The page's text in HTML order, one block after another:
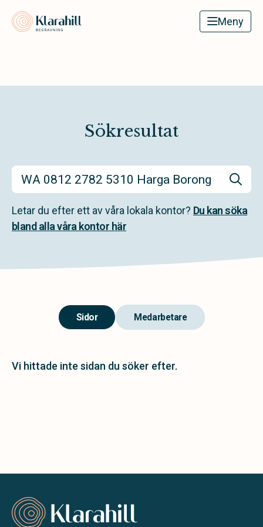
Meny
Sökresultat
Letar du efter ett av våra lokala kontor? Du kan söka
bland alla våra kontor här
Sidor Medarbetare
Vi hittade inte sidan du söker efter.